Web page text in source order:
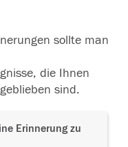
sollte man
die Ihnen
sind.
Erinnerung zu